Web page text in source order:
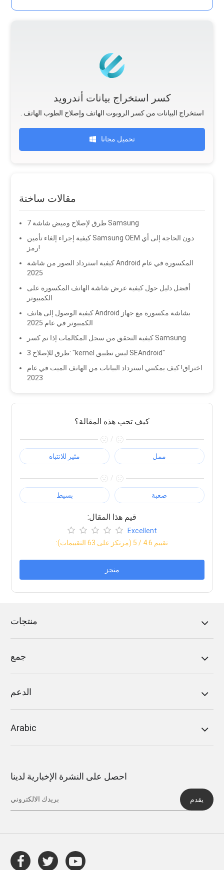
كسر استخراج بيانات أندرويد
. استخراج البيانات من كسر الروبوت الهاتف وإصلاح الطوب الهاتف
تحميل مجانا
مقالات ساخنة
7 طرق لإصلاح وميض شاشة Samsung
كيفية إجراء إلغاء تأمين Samsung OEM دون الحاجة إلى أي
رمز!
كيفية استرداد الصور من شاشة Android المكسورة في عام
2025
أفضل دليل حول كيفية عرض شاشة الهاتف المكسورة على
الكمبيوتر
كيفية الوصول إلى هاتف Android بشاشة مكسورة مع جهاز
الكمبيوتر في عام 2025
كيفية التحقق من سجل المكالمات إذا تم كسر Samsung
3 طرق للإصلاح: "kernel ليس تطبيق SEAndroid"
اختراق! كيف يمكنني استرداد البيانات من الهاتف الميت في عام
2023
كيف تحب هذه المقالة؟
/
مثير للانتباه ممل
/
بسيط صعبة
:قيم هذا المقال
Excellent
:تقييم 4.6 / 5 (مرتكز على 63 التقييمات)
منجز
منتجات
جمع
الدعم
Arabic
احصل على النشرة الإخبارية لدينا
يقدم